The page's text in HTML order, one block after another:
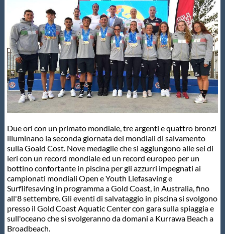
Salvamento
Master
Formazione
GUG
Scuole Nuoto
Propaganda
Centri Federali
Due ori con un primato mondiale, tre argenti e quattro bronzi
illuminano la seconda giornata dei mondiali di salvamento
sulla Goald Cost. Nove medaglie che si aggiungono alle sei di
ieri con un record mondiale ed un record europeo per un
bottino confortante in piscina per gli azzurri impegnati ai
campionati mondiali Open e Youth Liefasaving e
Surflifesaving in programma a Gold Coast, in Australia, fino
all'8 settembre. Gli eventi di salvataggio in piscina si svolgono
presso il Gold Coast Aquatic Center con gara sulla spiaggia e
sull'oceano che si svolgeranno da domani a Kurrawa Beach a
Broadbeach.